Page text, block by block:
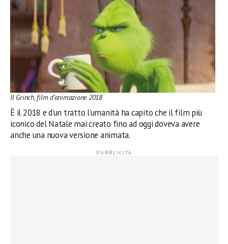
Il Grinch, film d’animazione 2018
È il 2018 e d’un tratto l’umanità ha capito che il film più
iconico del Natale mai creato fino ad oggi doveva avere
anche una nuova versione animata.